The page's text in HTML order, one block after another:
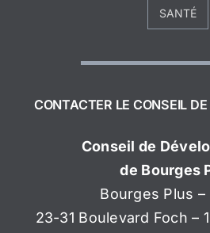
SANTÉ
CONTACTER LE CONSEIL
Conseil de
de Bourges
Bourges Plus –
23-31 Boulevard Foch –